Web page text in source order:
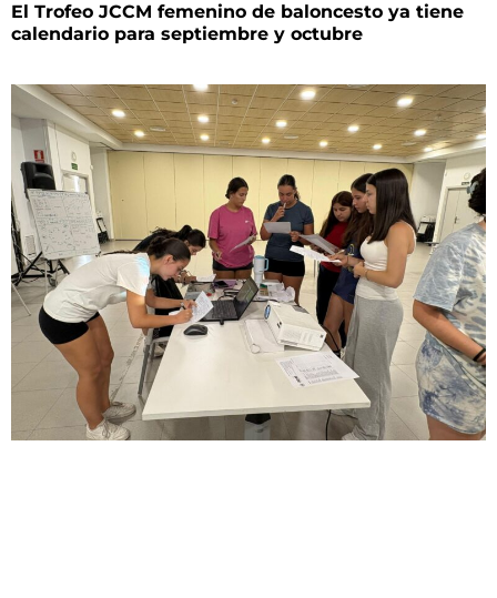
El Trofeo JCCM femenino de baloncesto ya tiene
calendario para septiembre y octubre